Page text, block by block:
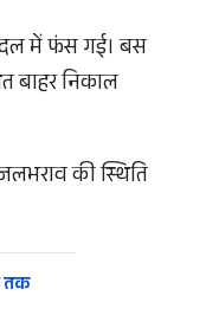
में फंस गई। बस
बाहर निकाल
की स्थिति
तक